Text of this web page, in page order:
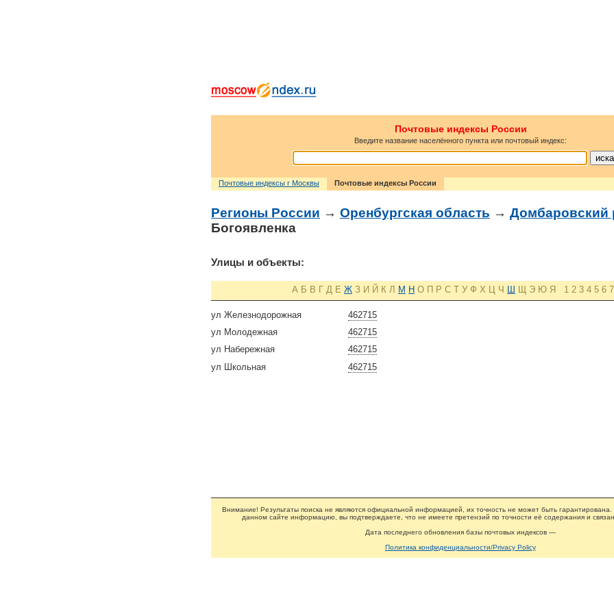
Почтовые индексы России
Введите название населённого пункта или почтовый индекс:
Почтовые индексы г Москвы Почтовые индексы России
Регионы России → Оренбургская область → Домбаровский
Богоявленка
Улицы и объекты:
А Б В Г Д Е Ж З И Й К Л М Н О П Р С Т У Ф Х Ц Ч Ш Щ Э Ю Я 1 2 3 4 5 6 7
462715
ул Железнодорожная
462715
ул Молодежная
462715
ул Набережная
462715
ул Школьная
Внимание! Результаты поиска не являются официальной информацией, их точность не может быть гарантирована.
данном сайте информацию, вы подтверждаете, что не имеете претензий по точности её содержания и
Дата последнего обновления базы почтовых индексов —
Политика конфиденциальности/Privacy Policy